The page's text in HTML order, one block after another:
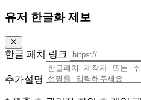
유저 한글화 제보
한글 패치 링크
추가설명